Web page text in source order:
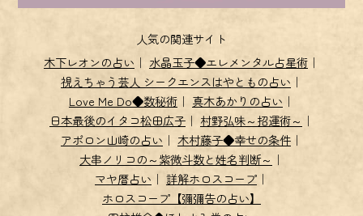
人気の関連サイト
木下レオンの占い ｜ 水晶玉子◆エレメンタル占星術 ｜
視えちゃう芸人 シークエンスはやともの占い ｜
Love Me Do◆数秘術 ｜ 真木あかりの占い ｜
日本最後のイタコ松田広子 ｜ 村野弘味～招運術～ ｜
アポロン山崎の占い ｜ 木村藤子◆幸せの条件 ｜
大串ノリコの～紫微斗数と姓名判断～ ｜
マヤ暦占い ｜ 詳解ホロスコープ ｜
ホロスコープ【彌彌告の占い】